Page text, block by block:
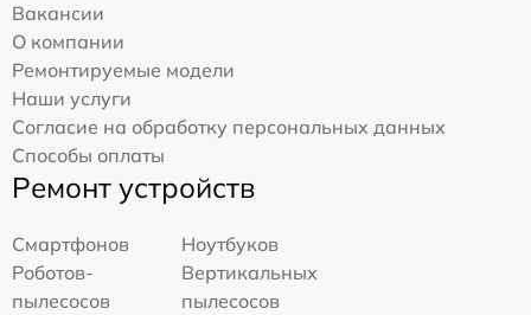
Вакансии
О компании
Ремонтируемые модели
Наши услуги
Согласие на обработку персональных данных
Способы оплаты
Ремонт устройств
Смартфонов
Ноутбуков
Роботов-
пылесосов
Вертикальных
пылесосов